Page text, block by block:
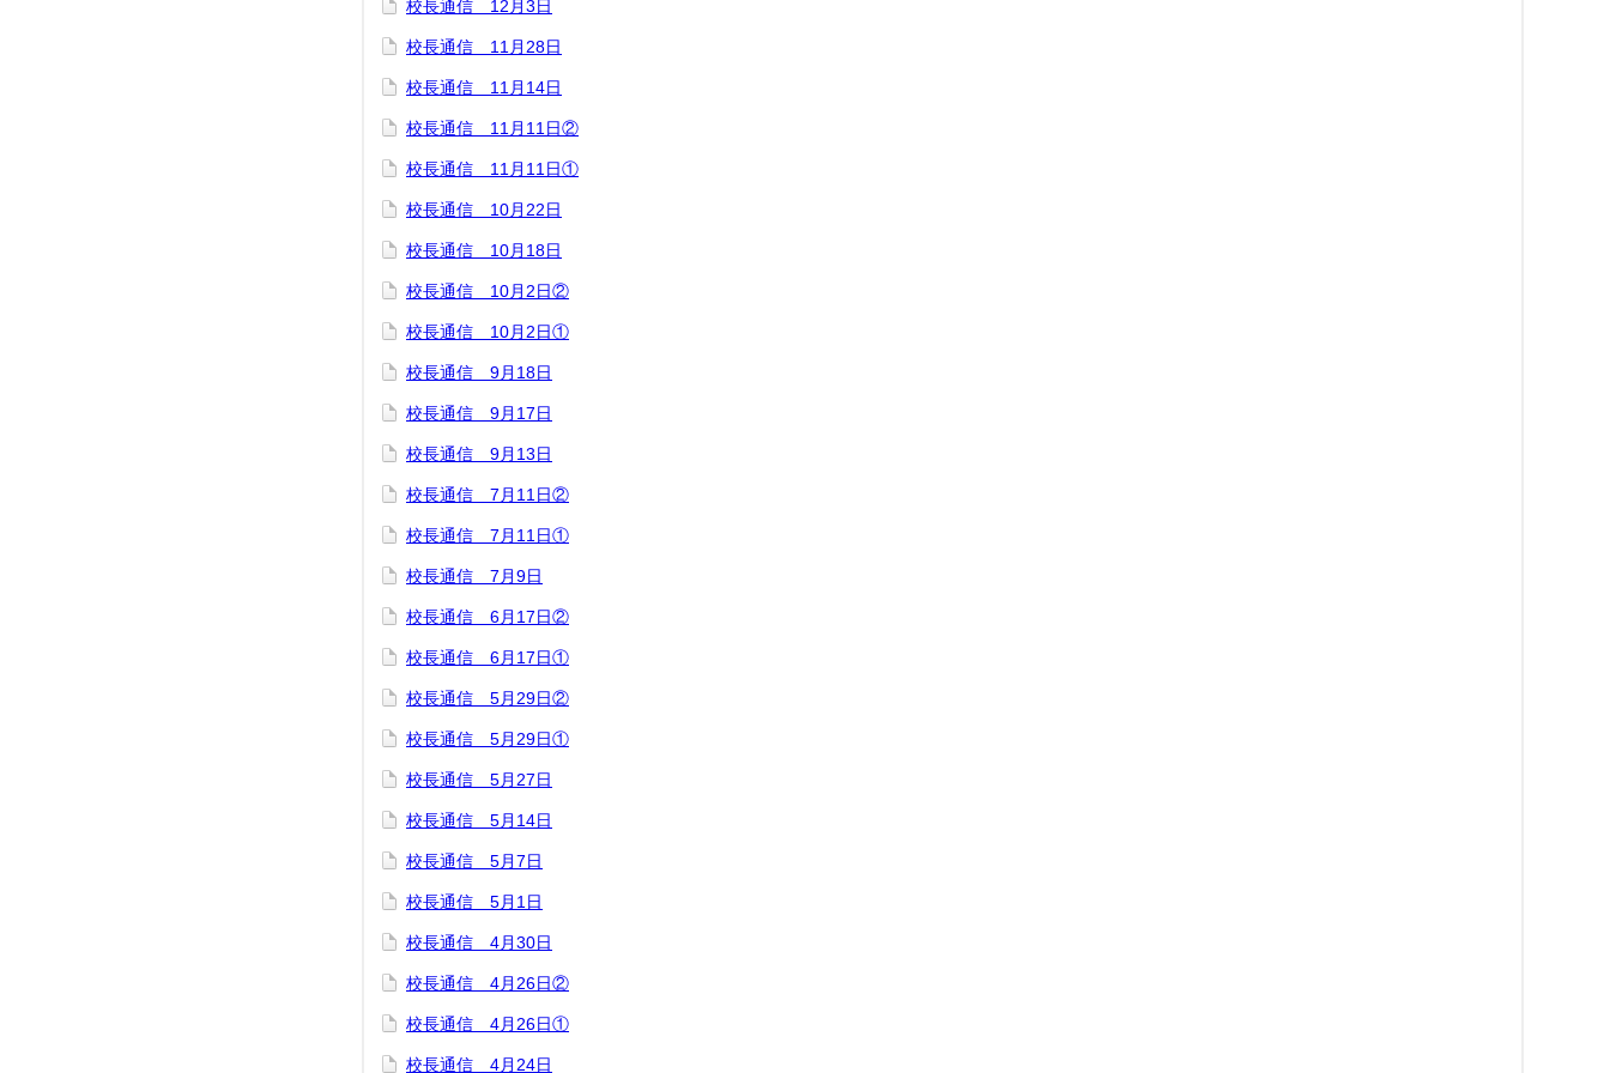
校長通信 12月3日
校長通信 11月28日
校長通信 11月14日
校長通信 11月11日②
校長通信 11月11日①
校長通信 10月22日
校長通信 10月18日
校長通信 10月2日②
校長通信 10月2日①
校長通信 9月18日
校長通信 9月17日
校長通信 9月13日
校長通信 7月11日②
校長通信 7月11日①
校長通信 7月9日
校長通信 6月17日②
校長通信 6月17日①
校長通信 5月29日②
校長通信 5月29日①
校長通信 5月27日
校長通信 5月14日
校長通信 5月7日
校長通信 5月1日
校長通信 4月30日
校長通信 4月26日②
校長通信 4月26日①
校長通信 4月24日